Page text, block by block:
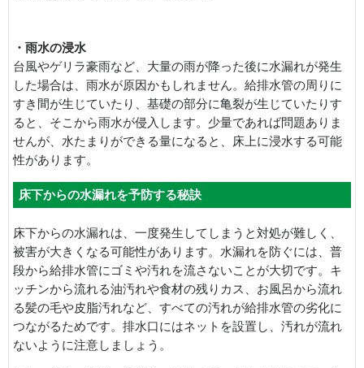
・雨水の浸水
台風やゲリラ豪雨など、大量の雨が降った後に水漏れが発生
した場合は、雨水が原因かもしれません。給排水管の周りに
すき間が生じていたり、基礎の部分に亀裂が生じていたりす
ると、そこから雨水が侵入します。少量であれば問題ありま
せんが、水たまりができる量になると、床上に浸水する可能
性があります。
床下からの水漏れを予防する秘訣
床下からの水漏れは、一度発生してしまうと対処が難しく、
被害が大きくなる可能性があります。水漏れを防ぐには、普
段から給排水管にゴミや汚れを流さないことが大切です。キ
ッチンから流れる油汚れや食材の残りカス、お風呂から流れ
る髪の毛や皮脂汚れなど、すべての汚れが給排水管の劣化に
つながるためです。排水口にはネットを設置し、汚れが流れ
ないように注意しましょう。